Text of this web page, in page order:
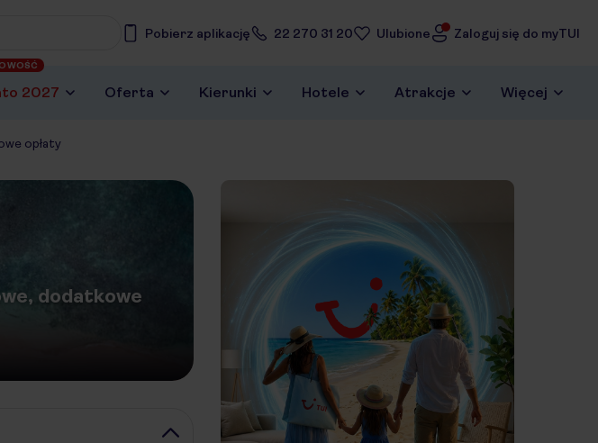
Pobierz aplikację 22 270 31 20 Ulubione Zaloguj się do myTUI
2027 Oferta Kierunki Hotele Atrakcje Więcej
opłaty
dodatkowe